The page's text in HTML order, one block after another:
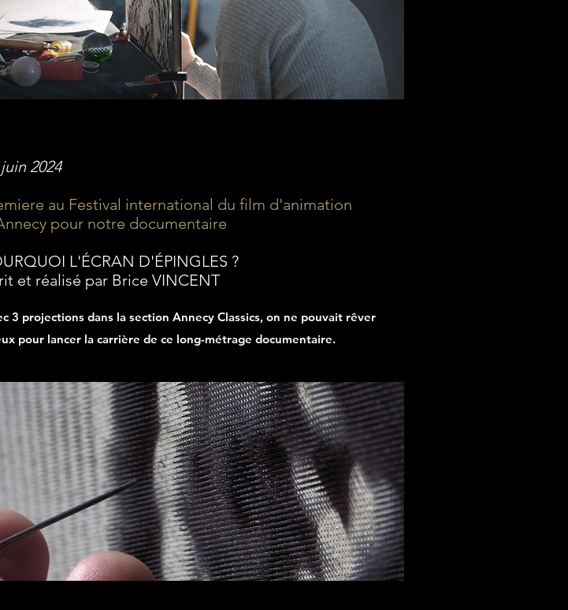
juin 2024
au Festival international du film d'animation
pour notre documentaire
L'ÉCRAN D'ÉPINGLES ?
et réalisé par Brice VINCENT
3 projections dans la section Annecy Classics, on ne pouvait rêver
pour lancer la carrière de ce long-métrage documentaire.